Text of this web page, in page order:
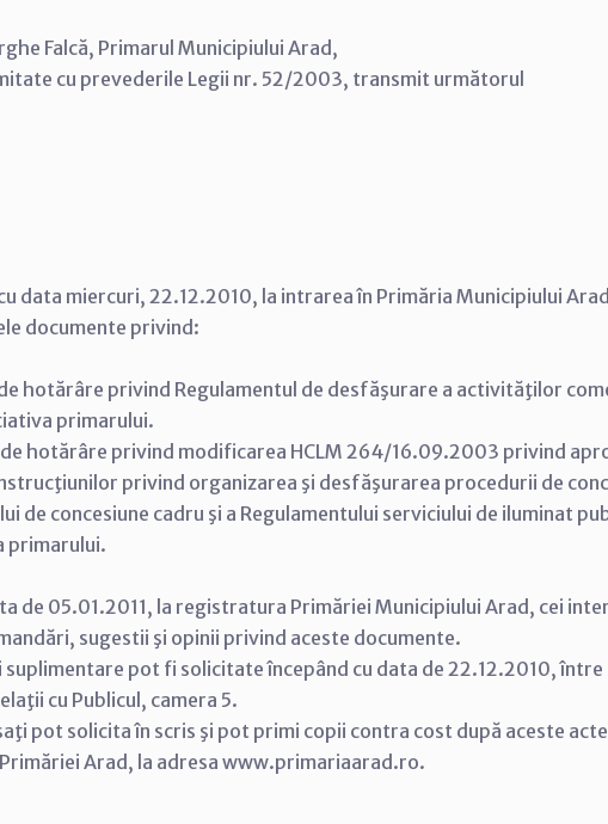
Falcă, Primarul Municipiului Arad,
cu prevederile Legii nr. 52/2003, transmit următorul
data miercuri, 22.12.2010, la intrarea în Primăria Municipiului
documente privind:
hotărâre privind Regulamentul de desfăşurare a activităţilor
primarului.
hotărâre privind modificarea HCLM 264/16.09.2003 privind
privind organizarea şi desfăşurarea procedurii de
de concesiune cadru şi a Regulamentului serviciului de iluminat
primarului.
de 05.01.2011, la registratura Primăriei Municipiului Arad, cei
sugestii şi opinii privind aceste documente.
pot fi solicitate începând cu data de 22.12.2010,
cu Publicul, camera 5.
pot solicita în scris şi pot primi copii contra cost după aceste
Arad, la adresa www.primariaarad.ro.